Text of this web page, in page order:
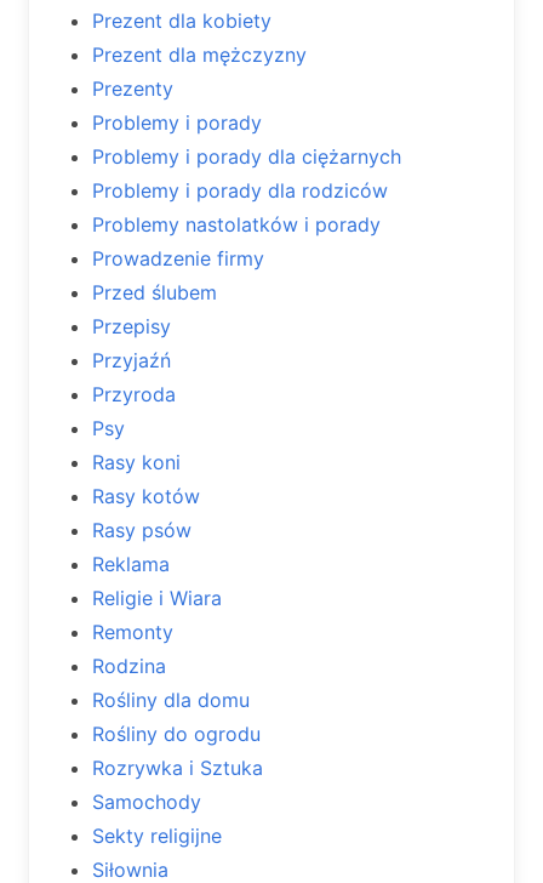
Prezent dla kobiety
Prezent dla mężczyzny
Prezenty
Problemy i porady
Problemy i porady dla ciężarnych
Problemy i porady dla rodziców
Problemy nastolatków i porady
Prowadzenie firmy
Przed ślubem
Przepisy
Przyjaźń
Przyroda
Psy
Rasy koni
Rasy kotów
Rasy psów
Reklama
Religie i Wiara
Remonty
Rodzina
Rośliny dla domu
Rośliny do ogrodu
Rozrywka i Sztuka
Samochody
Sekty religijne
Siłownia